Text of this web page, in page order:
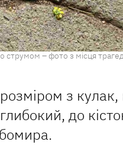
струмом – фото з місця
з кулак,
до